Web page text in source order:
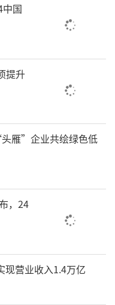
国内地市场已经3
店的记录。
东开2家店，根据
山姆在青岛有计
划中。
国
提升
雁”企业共绘绿色低
，24
现营业收入1.4万亿